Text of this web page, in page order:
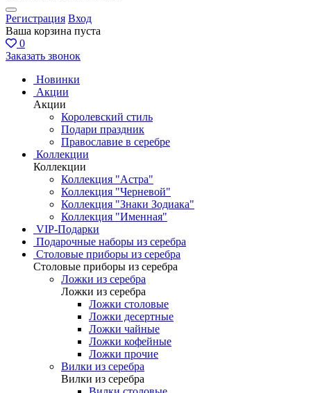
Регистрация Вход
Ваша корзина пуста
0
Заказать звонок
Новинки
Акции
Акции
Королевский стиль
Подари праздник
Православие в серебре
Коллекции
Коллекции
Коллекция "Астра"
Коллекция "Черневой"
Коллекция "Знаки Зодиака"
Коллекция "Именная"
VIP-Подарки
Подарочные наборы из серебра
Столовые приборы из серебра
Столовые приборы из серебра
Ложки из серебра
Ложки из серебра
Ложки столовые
Ложки десертные
Ложки чайные
Ложки кофейные
Ложки прочие
Вилки из серебра
Вилки из серебра